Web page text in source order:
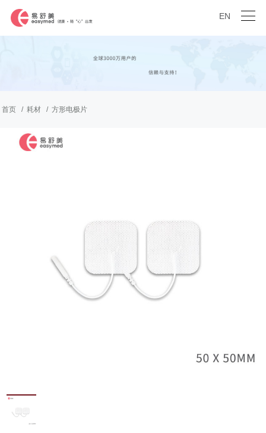
EN
首页 耗材 方形电极片